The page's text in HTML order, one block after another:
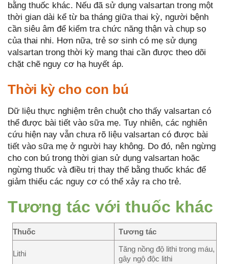
bằng thuốc khác. Nếu đã sử dụng valsartan trong một
thời gian dài kể từ ba tháng giữa thai kỳ, người bệnh
cần siêu âm để kiểm tra chức năng thận và chụp sọ
của thai nhi. Hơn nữa, trẻ sơ sinh có mẹ sử dụng
valsartan trong thời kỳ mang thai cần được theo dõi
chặt chẽ nguy cơ hạ huyết áp.
Thời kỳ cho con bú
Dữ liệu thực nghiệm trên chuột cho thấy valsartan có
thể được bài tiết vào sữa mẹ. Tuy nhiên, các nghiên
cứu hiện nay vẫn chưa rõ liệu valsartan có được bài
tiết vào sữa mẹ ở người hay không. Do đó, nên ngừng
cho con bú trong thời gian sử dụng valsartan hoặc
ngừng thuốc và điều trị thay thế bằng thuốc khác để
giảm thiểu các nguy cơ có thể xảy ra cho trẻ.
Tương tác với thuốc khác
Thuốc Tương tác
Lithi
Tăng nồng độ lithi trong máu,
gây ngộ độc lithi